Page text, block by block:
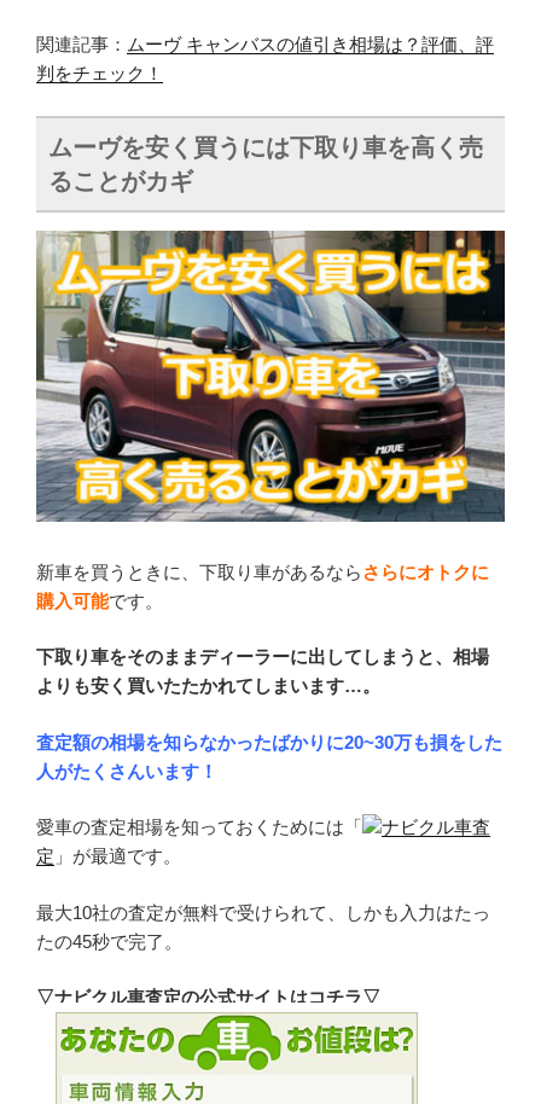
関連記事： ムーヴ キャンバスの値引き相場は？評価、評
判をチェック！
ムーヴを安く買うには下取り車を高く売
ることがカギ
新車を買うときに、下取り車があるなら さらにオトクに
購入可能です。
下取り車をそのままディーラーに出してしまうと、相場
よりも安く買いたたかれてしまいます…。
査定額の相場を知らなかったばかりに20~30万も損をした
人がたくさんいます！
愛車の査定相場を知っておくためには「
ナビクル車査
定 」が最適です。
最大10社の査定が無料で受けられて、しかも入力はたっ
たの45秒で完了。
▽ナビクル車査定の公式サイトはコチラ▽